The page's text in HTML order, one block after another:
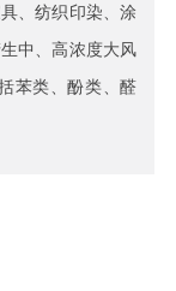
、纺织印染、涂
中、高浓度大风
苯类、酚类、醛